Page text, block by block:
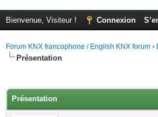
Bienvenue, Visiteur ! Connexion
Forum KNX francophone / English KNX forum ›
Présentation
Présentation